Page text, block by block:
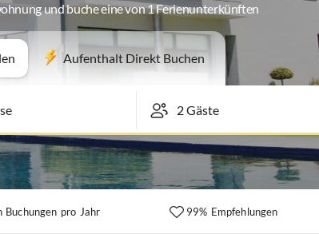
und buche eine von 1 Ferienunterkünften
Aufenthalt Direkt Buchen
Buchungen pro Jahr 99% Empfehlungen